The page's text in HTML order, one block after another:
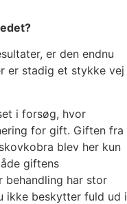
er den endnu
er stadig et stykke vej
i forsøg, hvor
for gift. Giften fra
blev her kun
giftens
har stor
ikke beskytter fuld ud i